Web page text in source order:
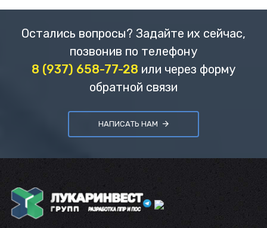
Остались вопросы? Задайте их сейчас,
позвонив по телефону
8 (937) 658-77-28 или через форму
обратной связи
НАПИСАТЬ НАМ